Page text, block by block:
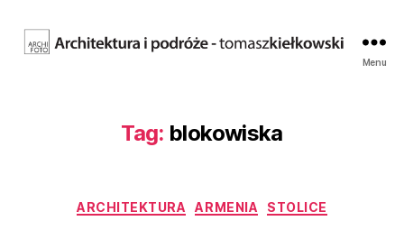
Menu
Tag: blokowiska
Kategorie
ARCHITEKTURA ARMENIA STOLICE